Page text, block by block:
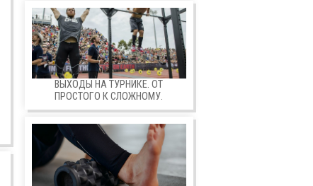
ВЫХОДЫ НА ТУРНИКЕ. ОТ
ПРОСТОГО К СЛОЖНОМУ.